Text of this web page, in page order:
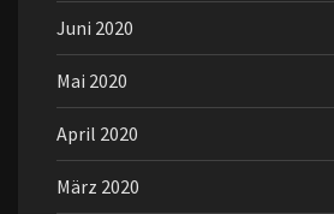
Juni 2020
Mai 2020
April 2020
März 2020